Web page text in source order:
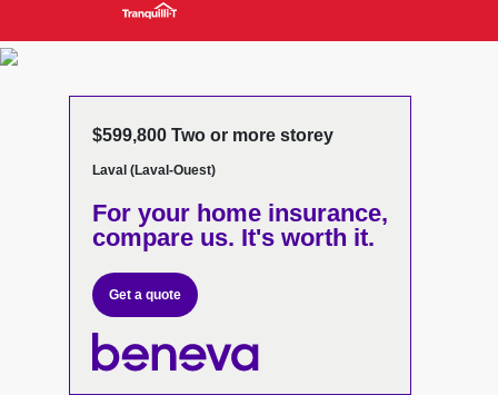
$599,800 Two or more storey
Laval (Laval-Ouest)
For your home insurance,
compare us. It's worth it.
Get a quote